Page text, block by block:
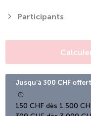
Participants
Jusqu’à 300 CHF
150 CHF dès 1 500